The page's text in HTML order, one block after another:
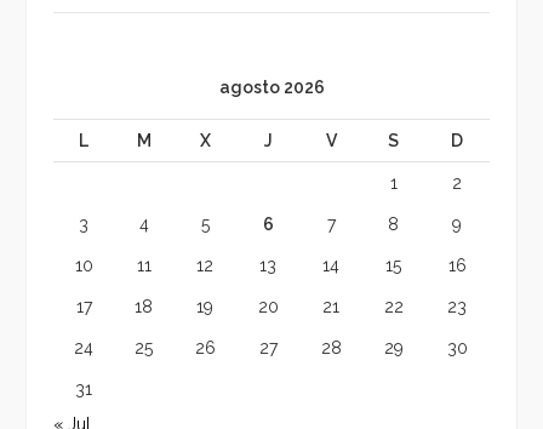
agosto 2026
L M X J V S D
1 2
3 4 5 6 7 8 9
10 11 12 13 14 15 16
17 18 19 20 21 22 23
24 25 26 27 28 29 30
31
« Jul